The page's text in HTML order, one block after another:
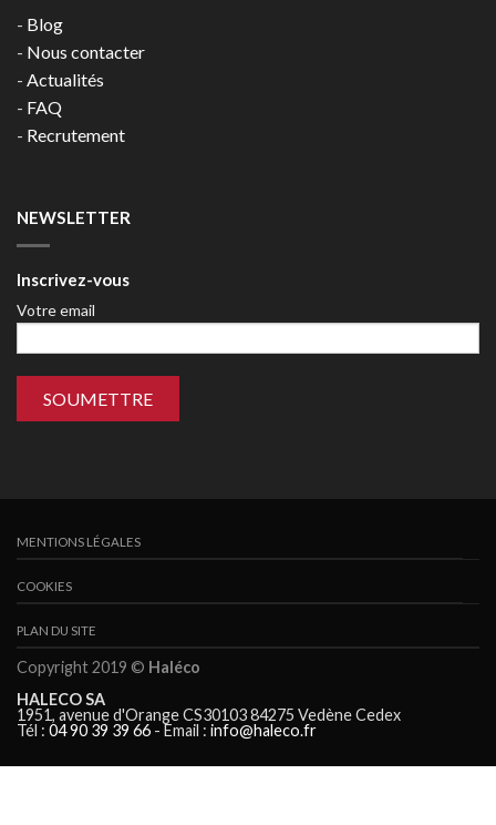
- Blog
- Nous contacter
- Actualités
- FAQ
- Recrutement
NEWSLETTER
Inscrivez-vous
Votre email
MENTIONS LÉGALES
COOKIES
PLAN DU SITE
Copyright 2019 © Haléco
HALECO SA
1951, avenue d'Orange CS30103 84275 Vedène Cedex
Tél : 04 90 39 39 66 - Email : info@haleco.fr